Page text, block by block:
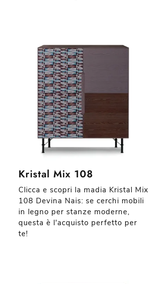
Kristal Mix 108
Clicca e scopri la madia Kristal Mix
108 Devina Nais: se cerchi mobili
in legno per stanze moderne,
questa è l'acquisto perfetto per
te!